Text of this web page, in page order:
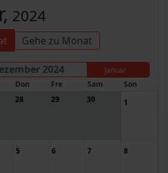
2024
Gehe zu Monat
2024
Januar
Don Fre Sam
Son
28 29 30 1
5 6 7 8